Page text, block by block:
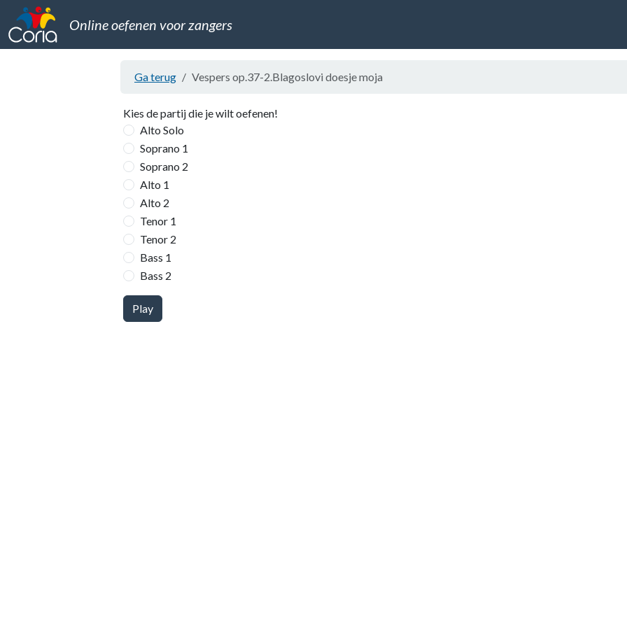
Online oefenen voor zangers
Ga terug Vespers op.37-2.Blagoslovi doesje moja
Kies de partij die je wilt oefenen!
Alto Solo
Soprano 1
Soprano 2
Alto 1
Alto 2
Tenor 1
Tenor 2
Bass 1
Bass 2
Play